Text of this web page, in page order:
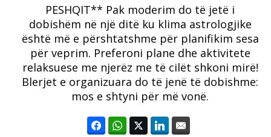
PESHQIT** Pak moderim do të jetë i
dobishëm në një ditë ku klima astrologjike
është më e përshtatshme për planifikim sesa
për veprim. Preferoni plane dhe aktivitete
relaksuese me njerëz me të cilët shkoni mirë!
Blerjet e organizuara do të jenë të dobishme:
mos e shtyni për më vonë.